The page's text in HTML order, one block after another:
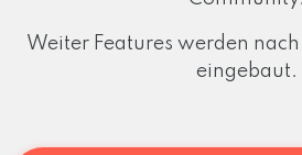
Weiter Features werden
eingebaut.